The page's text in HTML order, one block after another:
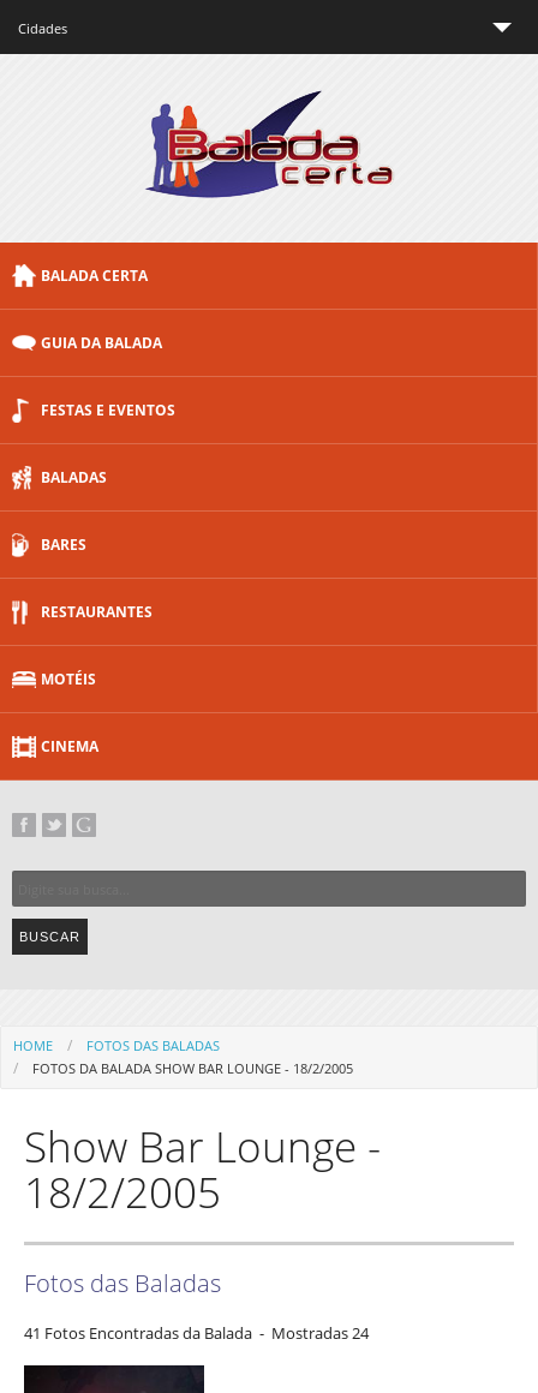
Cidades
Curitiba
Porto Alegre
Floripa
BALADA CERTA
GUIA DA BALADA
FESTAS E EVENTOS
BALADAS
BARES
RESTAURANTES
MOTÉIS
CINEMA
HOME
FOTOS DAS BALADAS
FOTOS DA BALADA SHOW BAR LOUNGE - 18/2/2005
Show Bar Lounge -
18/2/2005
Fotos das Baladas
41 Fotos Encontradas da Balada - Mostradas 24